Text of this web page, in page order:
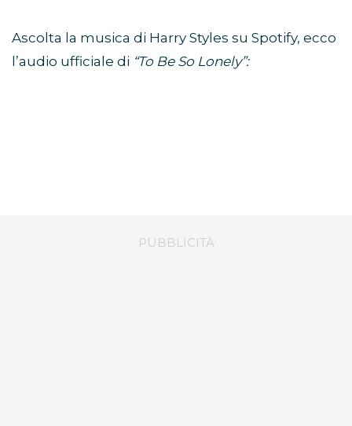
Ascolta la musica di Harry Styles su Spotify, ecco
l’audio ufficiale di “To Be So Lonely”: